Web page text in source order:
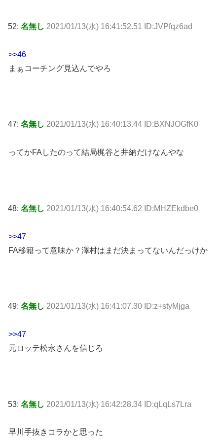
52: 名無し 2021/01/13(水) 16:41:52.51 ID:JVPfqz6ad
>>46
まぁコーチング見込んでやろ
47: 名無し 2021/01/13(水) 16:40:13.44 ID:BXNJOGfK0
ってかFAしたのって結局梶谷と井納だけなんやな
48: 名無し 2021/01/13(水) 16:40:54.62 ID:MHZEkdbe0
>>47
FA移籍って意味か？澤村はまだ決まってないんだっけか
49: 名無し 2021/01/13(水) 16:41:07.30 ID:z+styMjga
>>47
元ロッテ松永さんを信じろ
53: 名無し 2021/01/13(水) 16:42:28.34 ID:qLqLs7Lra
早川手抜きコラかと思った